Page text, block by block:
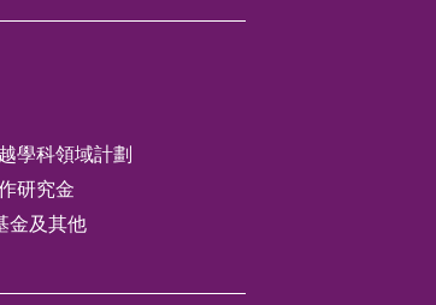
學科領域計劃
研究金
金及其他